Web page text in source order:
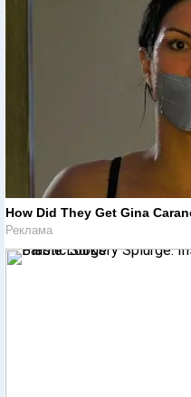
How Did They Get Gina
Реклама